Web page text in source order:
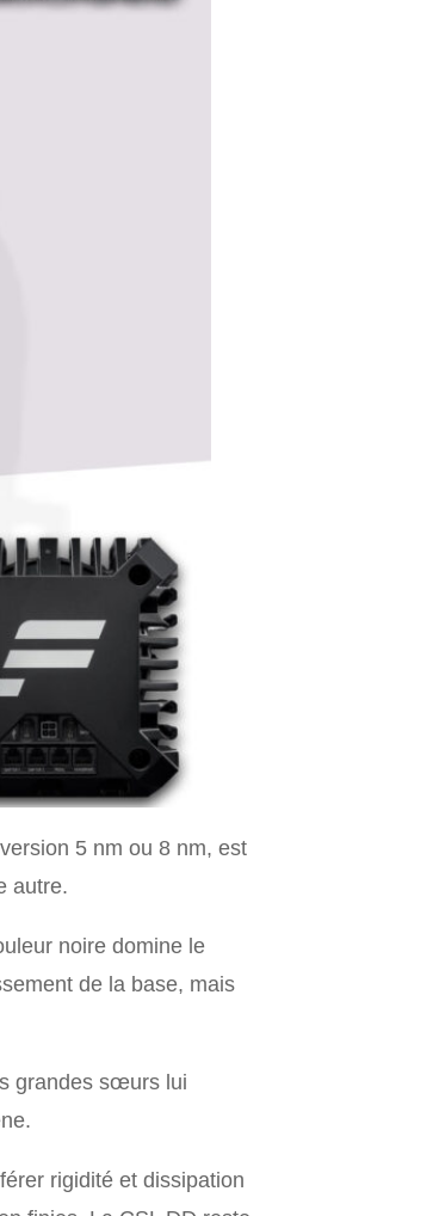
5 nm ou 8 nm, est
autre.
noire domine le
de la base, mais
grandes sœurs lui
rigidité et dissipation